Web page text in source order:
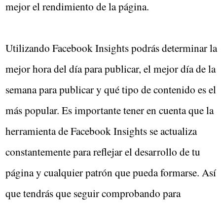
mejor el rendimiento de la página.
Utilizando Facebook Insights podrás determinar la
mejor hora del día para publicar, el mejor día de la
semana para publicar y qué tipo de contenido es el
más popular. Es importante tener en cuenta que la
herramienta de Facebook Insights se actualiza
constantemente para reflejar el desarrollo de tu
página y cualquier patrón que pueda formarse. Así
que tendrás que seguir comprobando para